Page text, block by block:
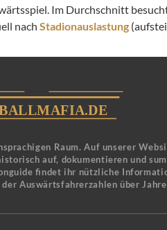
Im Durchschnitt
nach Stadionauslastung
Raum. Auf unserer
auf, dokumentieren und
findet ihr nützliche
Auswärtsfahrerzahlen über